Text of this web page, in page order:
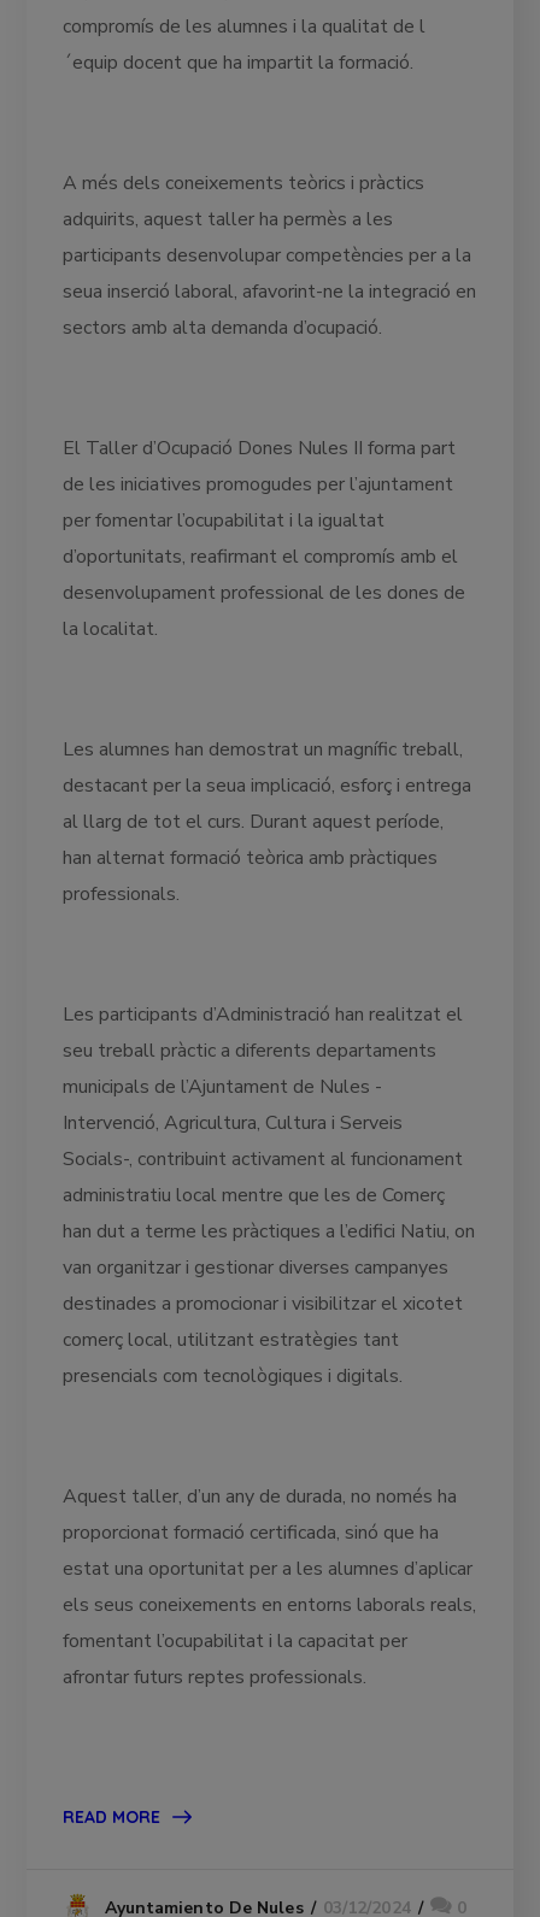
compromís de les alumnes i la qualitat de l
´equip docent que ha impartit la formació.
A més dels coneixements teòrics i pràctics
adquirits, aquest taller ha permès a les
participants desenvolupar competències per a la
seua inserció laboral, afavorint-ne la integració en
sectors amb alta demanda d’ocupació.
El Taller d’Ocupació Dones Nules II forma part
de les iniciatives promogudes per l’ajuntament
per fomentar l’ocupabilitat i la igualtat
d’oportunitats, reafirmant el compromís amb el
desenvolupament professional de les dones de
la localitat.
Les alumnes han demostrat un magnífic treball,
destacant per la seua implicació, esforç i entrega
al llarg de tot el curs. Durant aquest període,
han alternat formació teòrica amb pràctiques
professionals.
Les participants d’Administració han realitzat el
seu treball pràctic a diferents departaments
municipals de l’Ajuntament de Nules -
Intervenció, Agricultura, Cultura i Serveis
Socials-, contribuint activament al funcionament
administratiu local mentre que les de Comerç
han dut a terme les pràctiques a l’edifici Natiu, on
van organitzar i gestionar diverses campanyes
destinades a promocionar i visibilitzar el xicotet
comerç local, utilitzant estratègies tant
presencials com tecnològiques i digitals.
Aquest taller, d’un any de durada, no només ha
proporcionat formació certificada, sinó que ha
estat una oportunitat per a les alumnes d’aplicar
els seus coneixements en entorns laborals reals,
fomentant l’ocupabilitat i la capacitat per
afrontar futurs reptes professionals.
READ MORE
Ayuntamiento De Nules 03/12/2024 0